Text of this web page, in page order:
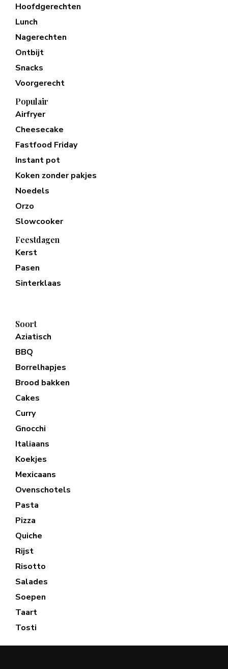
Hoofdgerechten
Lunch
Nagerechten
Ontbijt
Snacks
Voorgerecht
Populair
Airfryer
Cheesecake
Fastfood Friday
Instant pot
Koken zonder pakjes
Noedels
Orzo
Slowcooker
Feestdagen
Kerst
Pasen
Sinterklaas
Soort
Aziatisch
BBQ
Borrelhapjes
Brood bakken
Cakes
Curry
Gnocchi
Italiaans
Koekjes
Mexicaans
Ovenschotels
Pasta
Pizza
Quiche
Rijst
Risotto
Salades
Soepen
Taart
Tosti